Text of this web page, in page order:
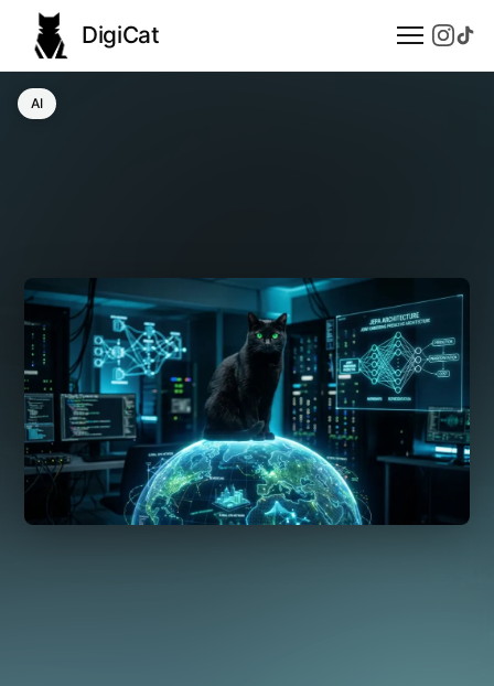
DigiCat
AI
Społeczeństwo
AI